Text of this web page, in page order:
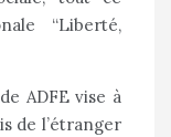
“Liberté,
ADFE vise à
de l’étranger